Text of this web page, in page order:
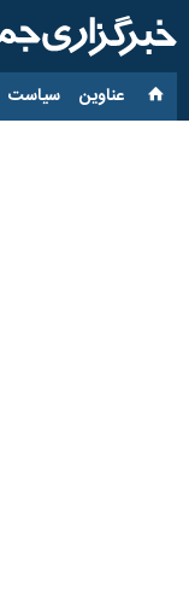
عناوین‌ سیاست